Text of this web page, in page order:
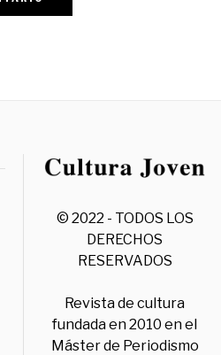
© 2022 - TODOS LOS
DERECHOS
RESERVADOS
Revista de cultura
fundada en 2010 en el
Máster de Periodismo